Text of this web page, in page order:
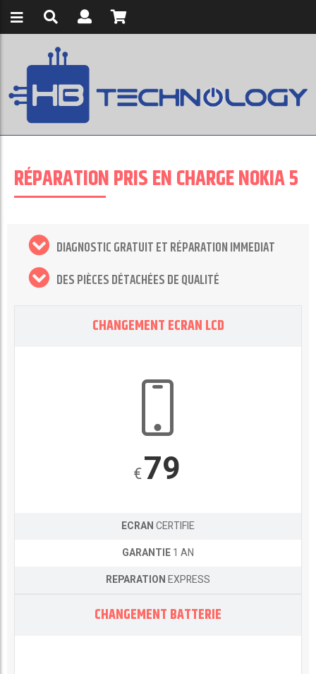
RÉPARATION PRIS EN CHARGE NOKIA 5
DIAGNOSTIC GRATUIT ET RÉPARATION IMMEDIAT
DES PIÈCES DÉTACHÉES DE QUALITÉ
CHANGEMENT ECRAN LCD
€79
ECRANCERTIFIE
GARANTIE1 AN
REPARATIONEXPRESS
CHANGEMENT BATTERIE